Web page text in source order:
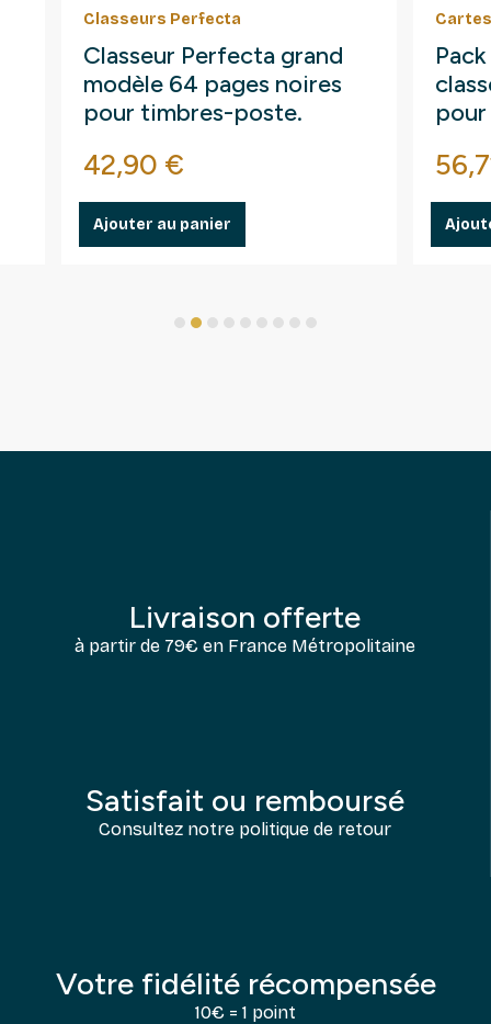
Classeurs Perfecta
Classeur Perfecta grand
modèle 64 pages noires
pour timbres-poste.
Prix
42,90 €
Ajouter au panier
Prix
Livraison offerte
à partir de 79€ en France Métropolitaine
Satisfait ou remboursé
Consultez notre politique de retour
Votre fidélité récompensée
10€ = 1 point